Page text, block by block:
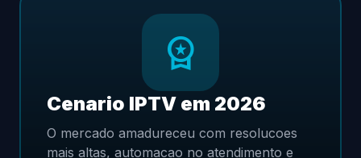
workspace_premium
Cenario IPTV em 2026
O mercado amadureceu com resolucoes
mais altas, automacao no atendimento e